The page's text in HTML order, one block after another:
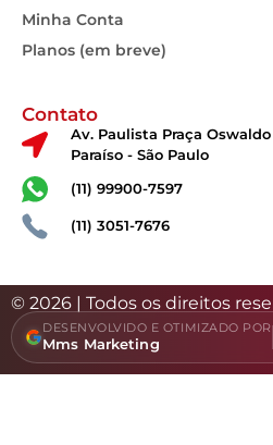
Minha Conta
Planos (em breve)
Contato
Av. Paulista Praça Oswaldo
Paraíso - São Paulo
(11) 99900-7597
(11) 3051-7676
© 2026 | Todos os direitos
DESENVOLVIDO E OTIMIZADO POR
Mms Marketing